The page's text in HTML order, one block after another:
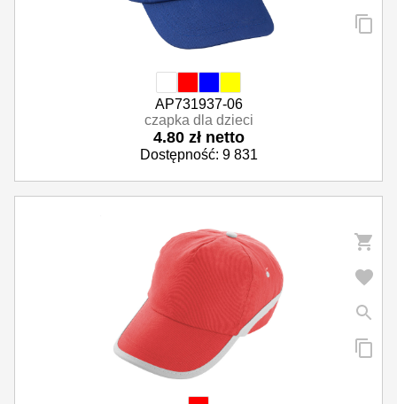
AP731937-06
czapka dla dzieci
4.80 zł netto
Dostępność: 9 831